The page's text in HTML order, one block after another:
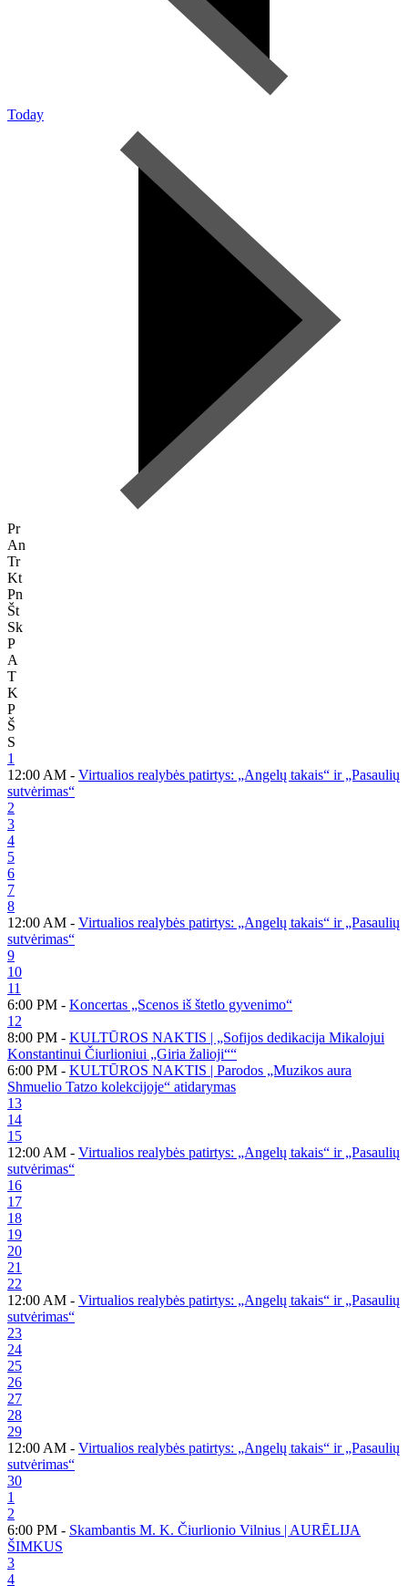
Today
Pr
An
Tr
Kt
Pn
Št
Sk
P
A
T
K
P
Š
S
1
12:00 AM - Virtualios realybės patirtys: „Angelų takais“ ir „Pasaulių
sutvėrimas“
2
3
4
5
6
7
8
12:00 AM - Virtualios realybės patirtys: „Angelų takais“ ir „Pasaulių
sutvėrimas“
9
10
11
6:00 PM - Koncertas „Scenos iš štetlo gyvenimo“
12
8:00 PM - KULTŪROS NAKTIS | „Sofijos dedikacija Mikalojui
Konstantinui Čiurlioniui „Giria žalioji““
6:00 PM - KULTŪROS NAKTIS | Parodos „Muzikos aura
Shmuelio Tatzo kolekcijoje“ atidarymas
13
14
15
12:00 AM - Virtualios realybės patirtys: „Angelų takais“ ir „Pasaulių
sutvėrimas“
16
17
18
19
20
21
22
12:00 AM - Virtualios realybės patirtys: „Angelų takais“ ir „Pasaulių
sutvėrimas“
23
24
25
26
27
28
29
12:00 AM - Virtualios realybės patirtys: „Angelų takais“ ir „Pasaulių
sutvėrimas“
30
1
2
6:00 PM - Skambantis M. K. Čiurlionio Vilnius | AURĒLIJA
ŠIMKUS
3
4